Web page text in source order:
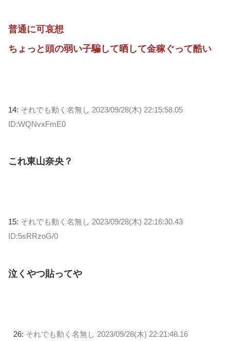
普通に可哀想
ちょっと頭の弱い子騙して晒して金稼ぐって酷い
14: それでも動く名無し 2023/09/28(木) 22:15:58.05
ID:WQNvxFmE0
これ東山奈央？
15: それでも動く名無し 2023/09/28(木) 22:16:30.43
ID:5sRRzoG/0
泣くやつ貼ってや
26: それでも動く名無し 2023/09/28(木) 22:21:48.16